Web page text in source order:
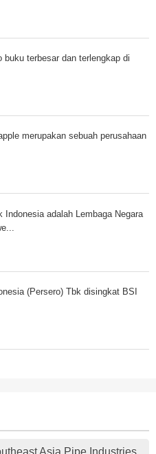
buku terbesar dan terlengkap di
merupakan sebuah perusahaan
Indonesia adalah Lembaga Negara
(Persero) Tbk disingkat BSI